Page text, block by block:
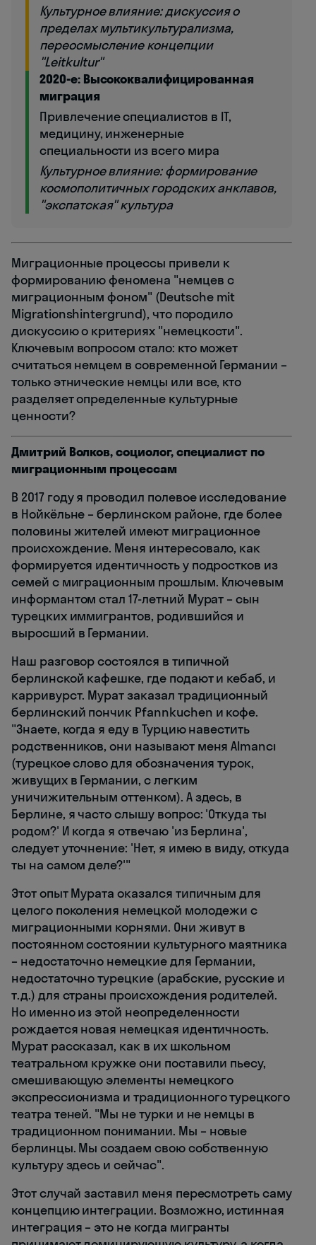
Культурное влияние: дискуссия о
пределах мультикультурализма,
переосмысление концепции
"Leitkultur"
2020-е: Высококвалифицированная
миграция
Привлечение специалистов в IT,
медицину, инженерные
специальности из всего мира
Культурное влияние: формирование
космополитичных городских анклавов,
"экспатская" культура
Миграционные процессы привели к
формированию феномена "немцев с
миграционным фоном" (Deutsche mit
Migrationshintergrund), что породило
дискуссию о критериях "немецкости".
Ключевым вопросом стало: кто может
считаться немцем в современной Германии –
только этнические немцы или все, кто
разделяет определенные культурные
ценности?
Дмитрий Волков, социолог, специалист по
миграционным процессам
В 2017 году я проводил полевое исследование
в Нойкёльне – берлинском районе, где более
половины жителей имеют миграционное
происхождение. Меня интересовало, как
формируется идентичность у подростков из
семей с миграционным прошлым. Ключевым
информантом стал 17-летний Мурат – сын
турецких иммигрантов, родившийся и
выросший в Германии.
Наш разговор состоялся в типичной
берлинской кафешке, где подают и кебаб, и
карривурст. Мурат заказал традиционный
берлинский пончик Pfannkuchen и кофе.
"Знаете, когда я еду в Турцию навестить
родственников, они называют меня Almancı
(турецкое слово для обозначения турок,
живущих в Германии, с легким
уничижительным оттенком). А здесь, в
Берлине, я часто слышу вопрос: 'Откуда ты
родом?' И когда я отвечаю 'из Берлина',
следует уточнение: 'Нет, я имею в виду, откуда
ты на самом деле?'"
Этот опыт Мурата оказался типичным для
целого поколения немецкой молодежи с
миграционными корнями. Они живут в
постоянном состоянии культурного маятника
– недостаточно немецкие для Германии,
недостаточно турецкие (арабские, русские и
т.д.) для страны происхождения родителей.
Но именно из этой неопределенности
рождается новая немецкая идентичность.
Мурат рассказал, как в их школьном
театральном кружке они поставили пьесу,
смешивающую элементы немецкого
экспрессионизма и традиционного турецкого
театра теней. "Мы не турки и не немцы в
традиционном понимании. Мы – новые
берлинцы. Мы создаем свою собственную
культуру здесь и сейчас".
Этот случай заставил меня пересмотреть саму
концепцию интеграции. Возможно, истинная
интеграция – это не когда мигранты